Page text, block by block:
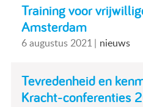
Training voor
Amsterdam
6 augustus 2021 nieuws
Tevredenheid en
Kracht-conferenties